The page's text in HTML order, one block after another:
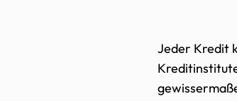
Jeder Kredit